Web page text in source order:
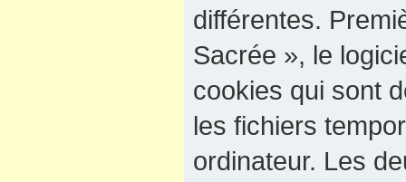
différentes.
Sacrée », le
cookies qui sont
les fichiers
ordinateur. Les